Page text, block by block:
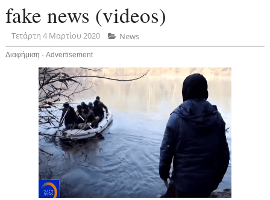
fake news (videos)
Τετάρτη 4 Μαρτίου 2020 News
Διαφήμιση - Advertisement